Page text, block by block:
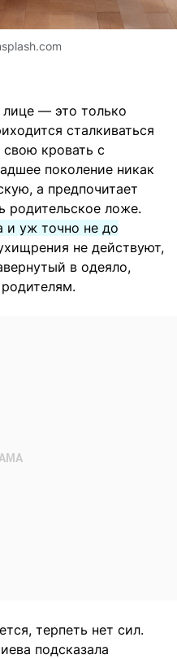
лице — это только
сталкиваться
кровать с
поколение никак
а предпочитает
родительское ложе.
и уж точно не до
не действуют,
в одеяло,
терпеть нет сил.
подсказала